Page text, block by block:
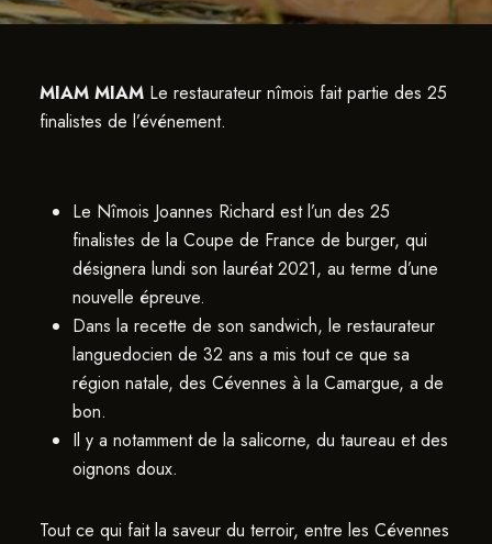
MIAM MIAM Le restaurateur nîmois fait partie des 25
finalistes de l’événement.
Le Nîmois Joannes Richard est l’un des 25
finalistes de la Coupe de France de burger, qui
désignera lundi son lauréat 2021, au terme d’une
nouvelle épreuve.
Dans la recette de son sandwich, le restaurateur
languedocien de 32 ans a mis tout ce que sa
région natale, des Cévennes à la Camargue, a de
bon.
Il y a notamment de la salicorne, du taureau et des
oignons doux.
Tout ce qui fait la saveur du terroir, entre les Cévennes